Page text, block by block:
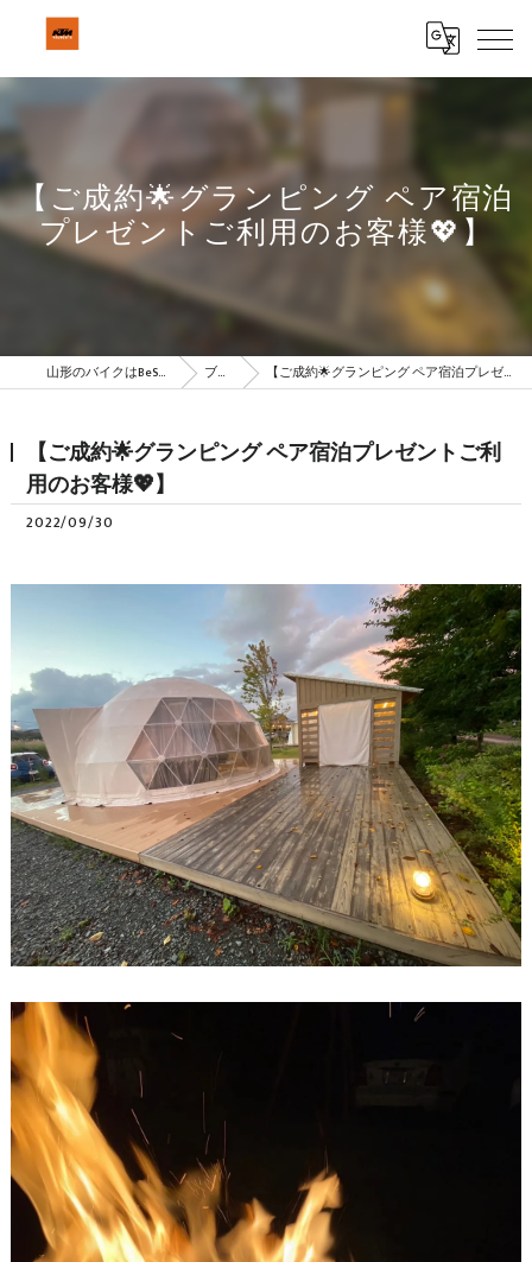
【ご成約🌟グランピング ペア宿泊
プレゼントご利用のお客様💖】
山形のバイクはBeSTAR株式会社 ブログ 【ご成約🌟グランピング ペア宿泊プレゼントご利用のお客様💖】
【ご成約🌟グランピング ペア宿泊プレゼントご利
用のお客様💖】
2022/09/30